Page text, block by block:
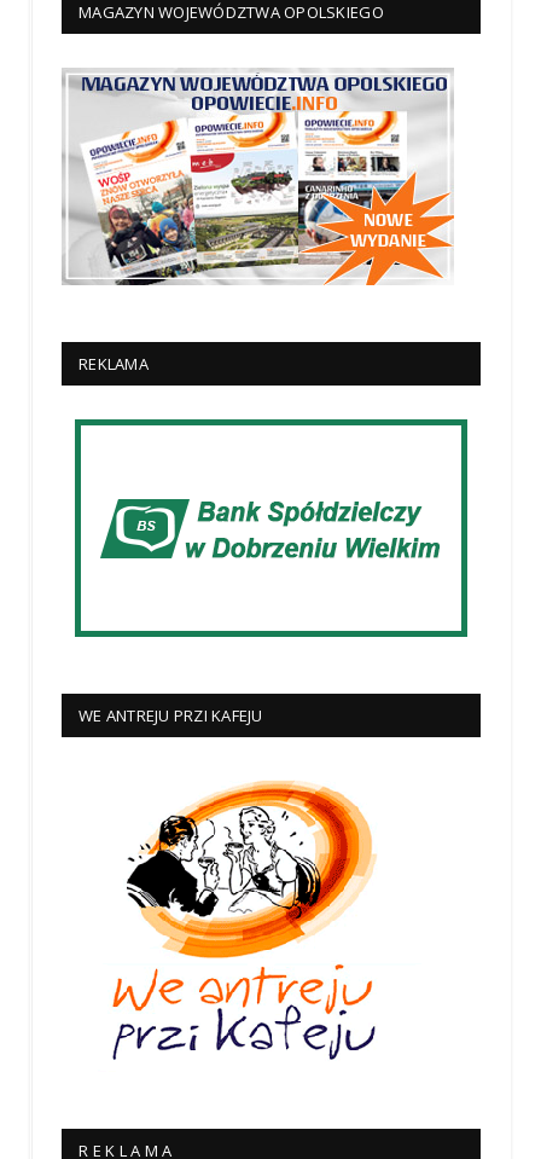
MAGAZYN WOJEWÓDZTWA OPOLSKIEGO
REKLAMA
WE ANTREJU PRZI KAFEJU
R E K L A M A